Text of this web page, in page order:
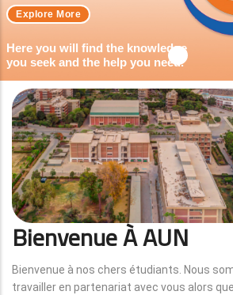
Here you will find the knowledge
you seek and the help you need.
Explore More
Bienvenue À AUN
Bienvenue à nos chers étudiants. Nous
travailler en partenariat avec vous alors